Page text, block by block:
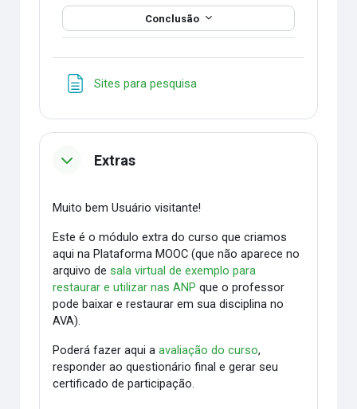
Conclusão
Sites para pesquisa
Extras
Muito bem Usuário visitante!
Este é o módulo extra do curso que criamos
aqui na Plataforma MOOC (que não aparece no
arquivo desala virtual de exemplo para
restaurar e utilizar nas ANP que o professor
pode baixar e restaurar em sua disciplina no
AVA).
Poderá fazer aqui aavaliação do curso,
responder ao questionário final e gerar seu
certificado de participação.